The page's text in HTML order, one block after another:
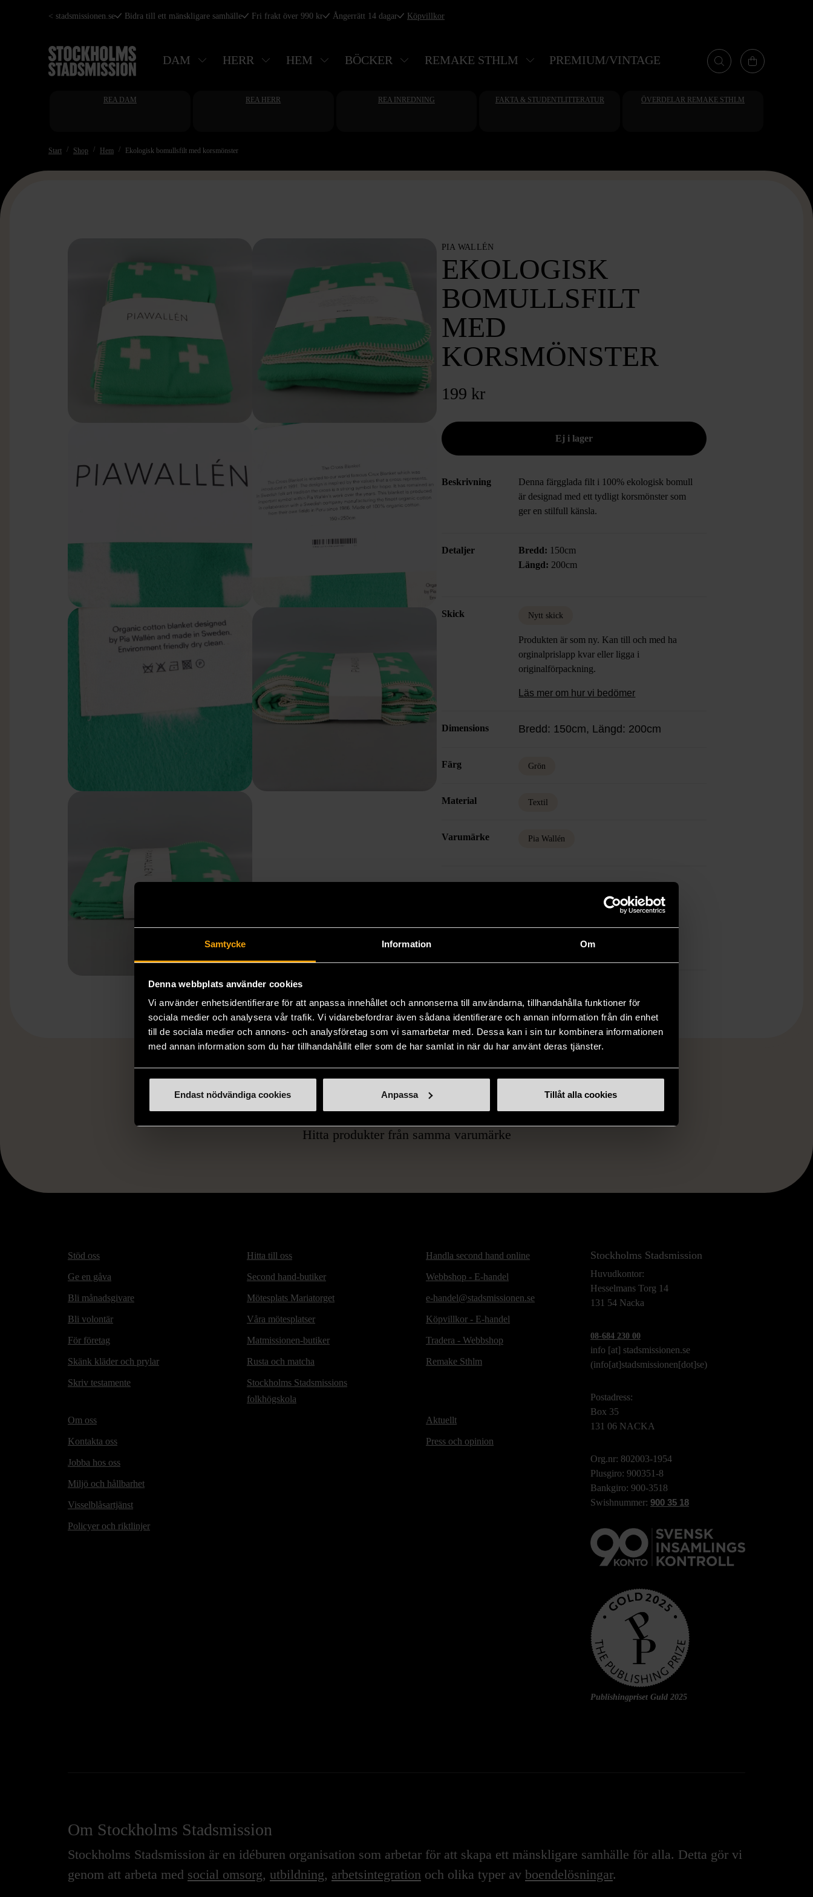
Samtycke Information Om
Denna webbplats använder cookies
Vi använder enhetsidentifierare för att anpassa innehållet och annonserna till användarna, tillhandahålla funktioner för
sociala medier och analysera vår trafik. Vi vidarebefordrar även sådana identifierare och annan information från din enhet
till de sociala medier och annons- och analysföretag som vi samarbetar med. Dessa kan i sin tur kombinera informationen
med annan information som du har tillhandahållit eller som de har samlat in när du har använt deras tjänster.
Endast nödvändiga cookies Anpassa Tillåt alla cookies
Hoppa
huvudinnehåll
< stadsmissionen.se Bidra till ett mänskligare samhälle Fri frakt över 990 kr Ångerrätt 14 dagar Köpvillkor
DAM HERR HEM BÖCKER REMAKE STHLM PREMIUM/VINTAGE
REA DAM REA HERR REA INREDNING FAKTA & STUDENTLITTERATUR ÖVERDELAR REMAKE STHLM
Start Shop Hem Ekologisk bomullsfilt med korsmönster
PIA WALLÉN
EKOLOGISK
BOMULLSFILT
MED
KORSMÖNSTER
199 kr
Beskrivning
Denna färgglada filt i 100% ekologisk bomull
är designad med ett tydligt korsmönster som
ger en stilfull känsla.
Detaljer Bredd: 150cm
Längd: 200cm
Skick Nytt skick
Produkten är som ny. Kan till och med ha
orginalprislapp kvar eller ligga i
originalförpackning.
Läs mer om hur vi bedömer
Dimensions Bredd: 150cm, Längd: 200cm
Färg Grön
Material Textil
Varumärke Pia Wallén
FRÅN SAMMA VARUMÄRKE
Hitta produkter från samma varumärke
Stöd oss
Ge en gåva
Bli månadsgivare
Bli volontär
För företag
Skänk kläder och prylar
Skriv testamente
Hitta till oss
Second hand-butiker
Mötesplats Mariatorget
Våra mötesplatser
Matmissionen-butiker
Rusta och matcha
Stockholms Stadsmissions
folkhögskola
Handla second hand online
Webbshop - E-handel
e-handel@stadsmissionen.se
Köpvillkor - E-handel
Tradera - Webbshop
Remake Sthlm
Om oss
Kontakta oss
Jobba hos oss
Miljö och hållbarhet
Visselblåsartjänst
Policyer och riktlinjer
Aktuellt
Press och opinion
Stockholms Stadsmission
Huvudkontor:
Hesselmans Torg 14
131 54 Nacka
08-684 230 00
info [at] stadsmissionen.se
(info[at]stadsmissionen[dot]se)
Postadress:
Box 35
131 06 NACKA
Org.nr: 802003-1954
Plusgiro: 900351-8
Bankgiro: 900-3518
Swishnummer: 900 35 18
Publishingpriset Guld 2025
Om Stockholms Stadsmission
Stockholms Stadsmission är en idéburen organisation som arbetar för att skapa ett mänskligare samhälle för alla. Detta gör vi
genom att arbeta med social omsorg, utbildning, arbetsintegration och olika typer av boendelösningar.